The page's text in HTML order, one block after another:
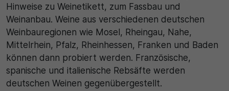
Hinweise zu Weinetikett, zum Fassbau und
Weinanbau. Weine aus verschiedenen deutschen
Weinbauregionen wie Mosel, Rheingau, Nahe,
Mittelrhein, Pfalz, Rheinhessen, Franken und Baden
können dann probiert werden. Französische,
spanische und italienische Rebsäfte werden
deutschen Weinen gegenübergestellt.
historische Speicherung Ihrer vorgenommen
Einstellungen, falls der Webseiten-Betreiber dies
eingestellt hat.
Anbieter
Matomo
Laufzeit
30 Minuten